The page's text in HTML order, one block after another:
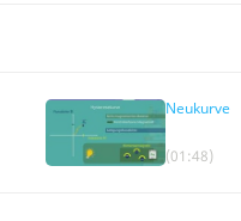
Neukurve
(01:48)